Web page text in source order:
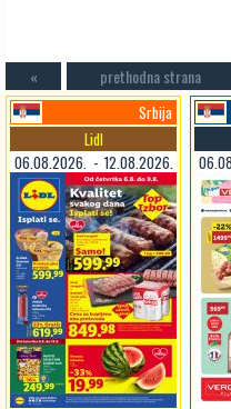
« prethodna strana
Srbija
Lidl
06.08.2026. - 12.08.2026.